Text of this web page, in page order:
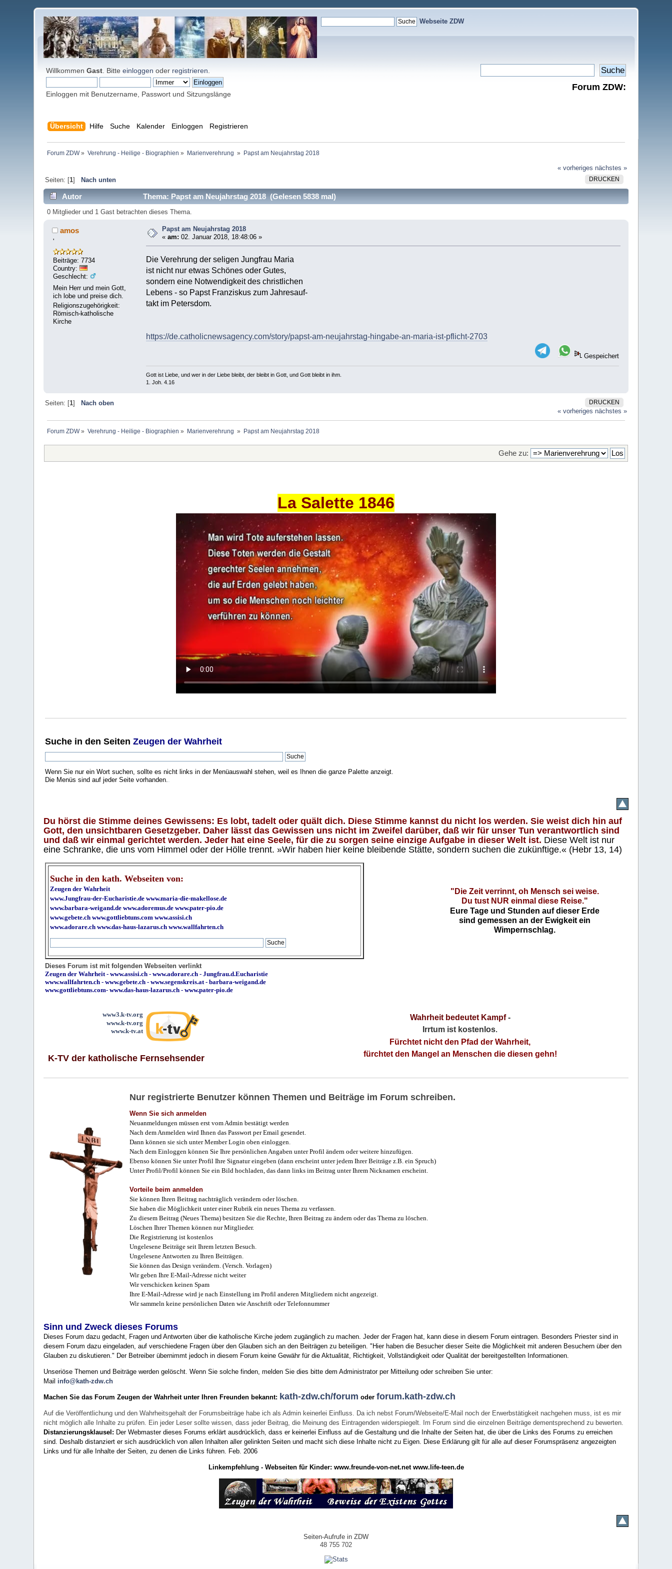
Webseite ZDW
WillkommenGast . Bitteeinloggen oder registrieren
Einloggen mit Benutzername, Passwort und Sitzungslänge
Forum ZDW:
Übersicht Hilfe Suche Kalender Einloggen Registrieren
Forum ZDW» Verehrung - Heilige - Biographien » Marienverehrung » Papst am Neujahrstag 2018
« vorheriges nächstes »
DRUCKEN
Seiten: [1] Nach unten
Autor Thema: Papst am Neujahrstag 2018 (Gelesen 5838 mal)
0 Mitglieder und 1 Gast betrachten dieses Thema.
amos
'
Beiträge: 7734
Country:
Geschlecht:
Mein Herr und mein Gott,
ich lobe und preise dich.
Religionszugehörigkeit:
Römisch-katholische
Kirche
Papst am Neujahrstag 2018
«am: 02. Januar 2018, 18:48:06 »
Die Verehrung der seligen Jungfrau Maria
ist nicht nur etwas Schönes oder Gutes,
sondern eine Notwendigkeit des christlichen
Lebens - so Papst Franziskus zum Jahresauf-
takt im Petersdom.
https://de.catholicnewsagency.com/story/papst-am-neujahrstag-hingabe-an-maria-ist-pflicht-2703
Gespeichert
Gott ist Liebe, und wer in der Liebe bleibt, der bleibt in Gott, und Gott bleibt in ihm.
1. Joh. 4.16
DRUCKEN
Seiten: [1] Nach oben
« vorheriges nächstes »
Forum ZDW» Verehrung - Heilige - Biographien » Marienverehrung » Papst am Neujahrstag 2018
Gehe zu:
La Salette 1846
Suche in den SeitenZeugen der Wahrheit
Wenn Sie nur ein Wort suchen, sollte es nicht links in der Menüauswahl stehen, weil es Ihnen die ganze Palette anzeigt.
Die Menüs sind auf jeder Seite vorhanden.
Du hörst die Stimme deines Gewissens: Es lobt, tadelt oder quält dich. Diese Stimme kannst du nicht los werden. Sie weist dich hin auf
Gott, den unsichtbaren Gesetzgeber. Daher lässt das Gewissen uns nicht im Zweifel darüber, daß wir für unser Tun verantwortlich sind
und daß wir einmal gerichtet werden. Jeder hat eine Seele, für die zu sorgen seine einzige Aufgabe in dieser Welt ist. Diese Welt ist nur
eine Schranke, die uns vom Himmel oder der Hölle trennt. »Wir haben hier keine bleibende Stätte, sondern suchen die zukünftige.« (Hebr 13, 14)
Suche in den kath. Webseiten von:
Zeugen der Wahrheit
www.Jungfrau-der-Eucharistie.de www.maria-die-makellose.de
www.barbara-weigand.de www.adoremus.de www.pater-pio.de
www.gebete.ch www.gottliebtuns.com www.assisi.ch
www.adorare.ch www.das-haus-lazarus.ch www.wallfahrten.ch
"Die Zeit verrinnt, oh Mensch sei weise.
Du tust NUR einmal diese Reise."
Eure Tage und Stunden auf dieser Erde
sind gemessen an der Ewigkeit ein
Wimpernschlag.
Dieses Forum ist mit folgenden Webseiten verlinkt
Zeugen der Wahrheit -www.assisi.ch -www.adorare.ch -Jungfrau.d.Eucharistie
www.wallfahrten.ch -www.gebete.ch -www.segenskreis.at -barbara-weigand.de
www.gottliebtuns.com-www.das-haus-lazarus.ch - www.pater-pio.de
www3.k-tv.org
www.k-tv.org
www.k-tv.at
K-TV der katholische Fernsehsender
Wahrheit bedeutet Kampf-
Irrtum ist kostenlos.
Fürchtet nicht den Pfad der Wahrheit,
fürchtet den Mangel an Menschen die diesen gehn!
Nur registrierte Benutzer können Themen und Beiträge im Forum schreiben.
Wenn Sie sich anmelden
Neuanmeldungen müssen erst vom Admin bestätigt werden
Nach dem Anmelden wird Ihnen das Passwort per Email gesendet.
Dann können sie sich unter Member Login oben einloggen.
Nach dem Einloggen können Sie Ihre persönlichen Angaben unter Profil ändern oder weitere hinzufügen.
Ebenso können Sie unter Profil Ihre Signatur eingeben (dann erscheint unter jedem Ihrer Beiträge z.B. ein Spruch)
Unter Profil/Profil können Sie ein Bild hochladen, das dann links im Beitrag unter Ihrem Nicknamen erscheint.
Vorteile beim anmelden
Sie können Ihren Beitrag nachträglich verändern oder löschen.
Sie haben die Möglichkeit unter einer Rubrik ein neues Thema zu verfassen.
Zu diesem Beitrag (Neues Thema) besitzen Sie die Rechte, Ihren Beitrag zu ändern oder das Thema zu löschen.
Löschen Ihrer Themen können nur Mitglieder.
Die Registrierung ist kostenlos
Ungelesene Beiträge seit Ihrem letzten Besuch.
Ungelesene Antworten zu Ihren Beiträgen.
Sie können das Design verändern. (Versch. Vorlagen)
Wir geben Ihre E-Mail-Adresse nicht weiter
Wir verschicken keinen Spam
Ihre E-Mail-Adresse wird je nach Einstellung im Profil anderen Mitgliedern nicht angezeigt.
Wir sammeln keine persönlichen Daten wie Anschrift oder Telefonnummer
Sinn und Zweck dieses Forums
Dieses Forum dazu gedacht, Fragen und Antworten über die katholische Kirche jedem zugänglich zu machen. Jeder der Fragen hat, kann diese in diesem Forum eintragen. Besonders Priester sind in
diesem Forum dazu eingeladen, auf verschiedene Fragen über den Glauben sich an den Beiträgen zu beteiligen. "Hier haben die Besucher dieser Seite die Möglichkeit mit anderen Besuchern über den
Glauben zu diskutieren." Der Betreiber übernimmt jedoch in diesem Forum keine Gewähr für die Aktualität, Richtigkeit, Vollständigkeit oder Qualität der bereitgestellten Informationen.
Unseriöse Themen und Beiträge werden gelöscht. Wenn Sie solche finden, melden Sie dies bitte dem Administrator per Mitteilung oder schreiben Sie unter:
Mail info@kath-zdw.ch
Machen Sie das Forum Zeugen der Wahrheit unter Ihren Freunden bekannt: kath-zdw.ch/forum oderforum.kath-zdw.ch
Auf die Veröffentlichung und den Wahrheitsgehalt der Forumsbeiträge habe ich als Admin keinerlei Einfluss. Da ich nebst Forum/Webseite/E-Mail noch der Erwerbstätigkeit nachgehen muss, ist es mir
nicht möglich alle Inhalte zu prüfen. Ein jeder Leser sollte wissen, dass jeder Beitrag, die Meinung des Eintragenden widerspiegelt. Im Forum sind die einzelnen Beiträge dementsprechend zu bewerten.
Distanzierungsklausel: Der Webmaster dieses Forums erklärt ausdrücklich, dass er keinerlei Einfluss auf die Gestaltung und die Inhalte der Seiten hat, die über die Links des Forums zu erreichen
sind. Deshalb distanziert er sich ausdrücklich von allen Inhalten aller gelinkten Seiten und macht sich diese Inhalte nicht zu Eigen. Diese Erklärung gilt für alle auf dieser Forumspräsenz angezeigten
Links und für alle Inhalte der Seiten, zu denen die Links führen. Feb. 2006
Linkempfehlung - Webseiten für Kinder: www.freunde-von-net.net www.life-teen.de
Seiten-Aufrufe in ZDW
48 755 702